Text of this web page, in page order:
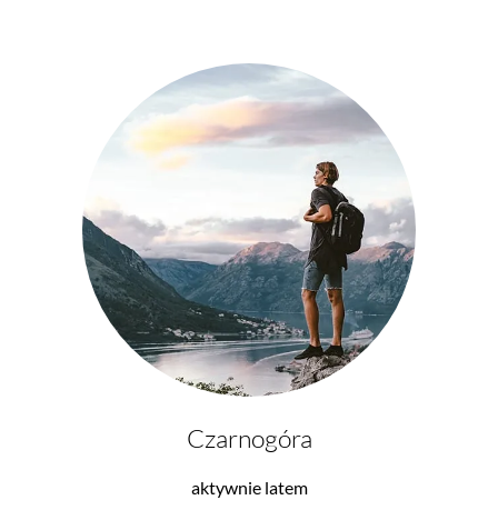
Czarnogóra
aktywnie latem